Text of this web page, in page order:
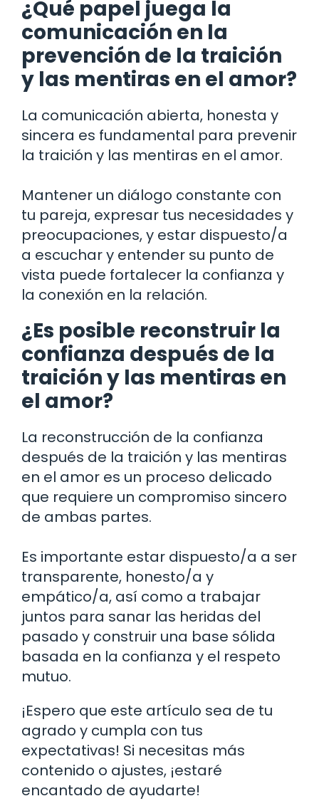
¿Qué papel juega la
comunicación en la
prevención de la traición
y las mentiras en el amor?
La comunicación abierta, honesta y
sincera es fundamental para prevenir
la traición y las mentiras en el amor.
Mantener un diálogo constante con
tu pareja, expresar tus necesidades y
preocupaciones, y estar dispuesto/a
a escuchar y entender su punto de
vista puede fortalecer la confianza y
la conexión en la relación.
¿Es posible reconstruir la
confianza después de la
traición y las mentiras en
el amor?
La reconstrucción de la confianza
después de la traición y las mentiras
en el amor es un proceso delicado
que requiere un compromiso sincero
de ambas partes.
Es importante estar dispuesto/a a ser
transparente, honesto/a y
empático/a, así como a trabajar
juntos para sanar las heridas del
pasado y construir una base sólida
basada en la confianza y el respeto
mutuo.
¡Espero que este artículo sea de tu
agrado y cumpla con tus
expectativas! Si necesitas más
contenido o ajustes, ¡estaré
encantado de ayudarte!